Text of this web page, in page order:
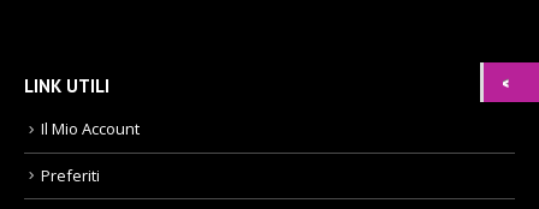
LINK UTILI
Il Mio Account
Preferiti